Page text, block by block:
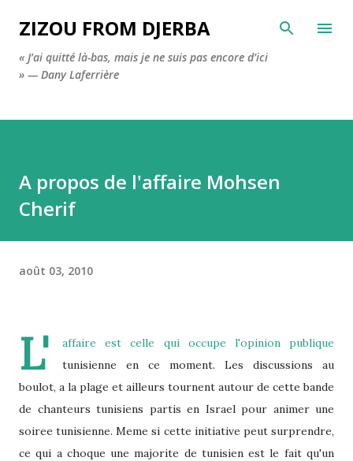
Accéder au contenu principal
ZIZOU FROM DJERBA
« J’ai quitté là-bas, mais je ne suis pas encore d’ici
» — Dany Laferrière
A propos de l'affaire Mohsen
Cherif
août 03, 2010
L'
affaire est celle qui occupe l'opinion publique
tunisienne en ce moment. Les discussions au
boulot, a la plage et ailleurs tournent autour de cette bande
de chanteurs tunisiens partis en Israel pour animer une
soiree tunisienne. Meme si cette initiative peut surprendre,
ce qui a choque une majorite de tunisien est le fait qu'un